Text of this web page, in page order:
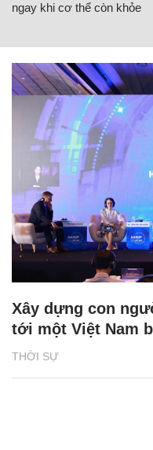
ngay khi cơ thể còn khỏe
THỜI SỰ
Xây dựng con
tới một Việt Nam